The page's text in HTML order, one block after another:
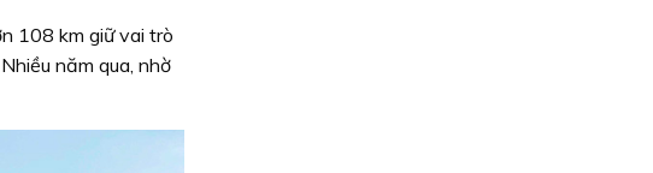
108 km giữ vai trò
năm qua, nhờ